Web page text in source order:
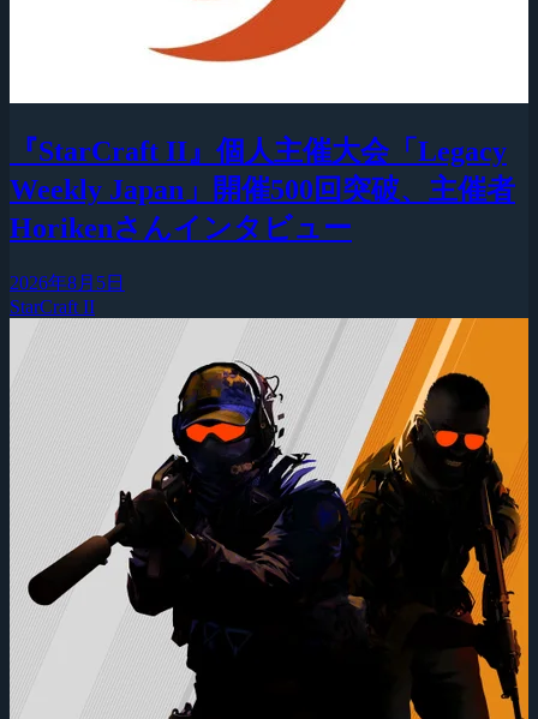
『StarCraft II』個人主催大会「Legacy
Weekly Japan」開催500回突破、主催者
Horikenさんインタビュー
2026年8月5日
StarCraft II